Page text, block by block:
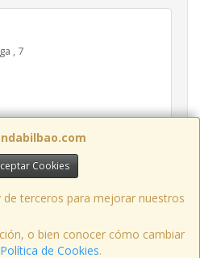
Cookies
terceros para mejorar nuestros
o bien conocer cómo cambiar
Política de Cookies.
, 7
- 20
B95652079 - Tfno: